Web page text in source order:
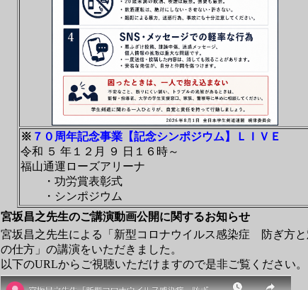
※ ７０周年記念事業【記念シンポジウム】ＬＩＶＥ
令和 ５ 年１２月 ９ 日１６時～
福山通運ローズアリーナ
・功労賞表彰式
・シンポジウム
宮坂昌之先生のご講演動画公開に関するお知らせ
宮坂昌之先生による「新型コロナウイルス感染症 防ぎ方と
の仕方」の講演をいただきました。
以下のURLからご視聴いただけますので是非ご覧ください。